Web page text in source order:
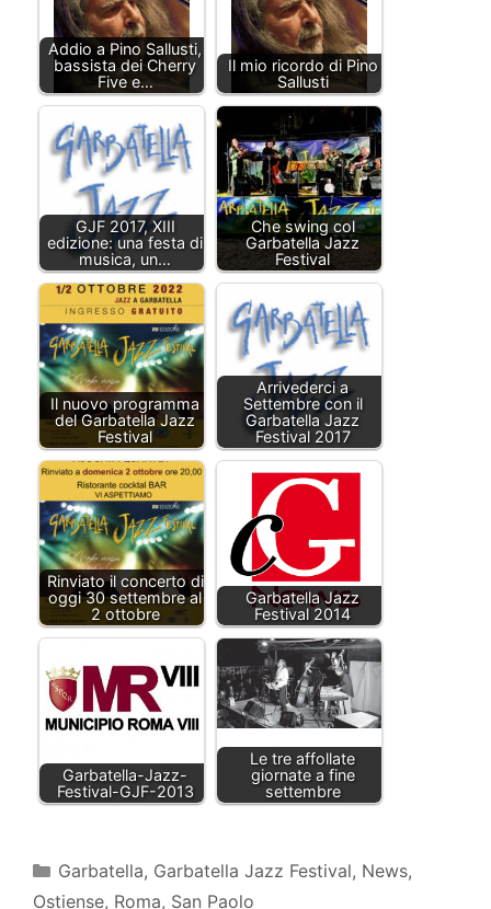
Addio a Pino Sallusti,
bassista dei Cherry
Five e…
Il mio ricordo di Pino
Sallusti
GJF 2017, XIII
edizione: una festa di
musica, un…
Che swing col
Garbatella Jazz
Festival
Il nuovo programma
del Garbatella Jazz
Festival
Arrivederci a
Settembre con il
Garbatella Jazz
Festival 2017
Rinviato il concerto di
oggi 30 settembre al
2 ottobre
Garbatella Jazz
Festival 2014
Garbatella-Jazz-
Festival-GJF-2013
Le tre affollate
giornate a fine
settembre
Categorie
Garbatella, Garbatella Jazz Festival, News,
Ostiense, Roma, San Paolo